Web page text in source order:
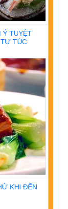
Ý TUYỆT
TÚC
KHI ĐẾN